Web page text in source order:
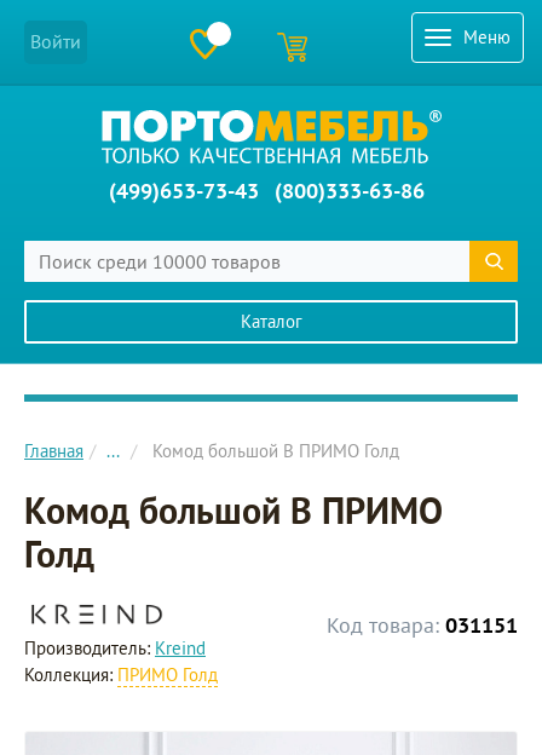
Меню
Войти
(499)653-73-43 (800)333-63-86
Каталог
Главное меню сайта
Главная ... Комод большой B ПРИМО Голд
Комод большой B ПРИМО
Голд
Код товара: 031151
Производитель: Kreind
Коллекция: ПРИМО Голд